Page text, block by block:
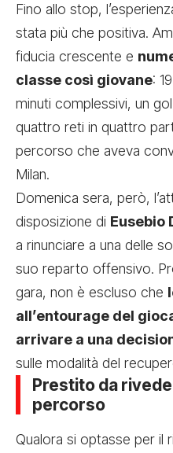
Fino allo stop,
stata più che positiva.
fiducia crescente e
classe così giovane:
minuti complessivi, un
quattro reti in quattro
percorso che aveva
Milan.
Domenica sera, però,
disposizione di Eusebio
a rinunciare a una delle
suo reparto offensivo.
gara, non è escluso che
all’entourage del
arrivare a una
sulle modalità del
Prestito da
percorso
Qualora si optasse per il